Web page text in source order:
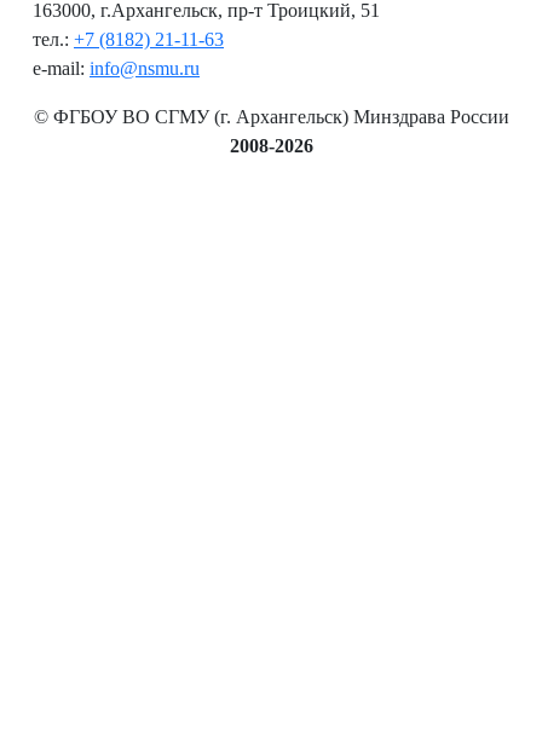
163000, г.Архангельск, пр-т Троицкий, 51
тел.: +7 (8182) 21-11-63
e-mail: info@nsmu.ru
© ФГБОУ ВО СГМУ (г. Архангельск) Минздрава России
2008-2026